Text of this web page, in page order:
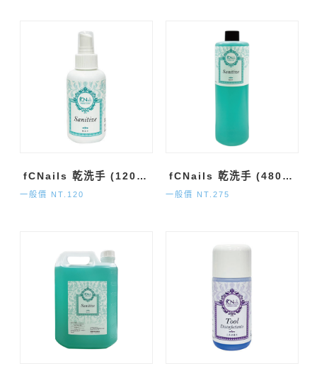
fCNails 乾洗手 (120ml)
一般價 NT.120
fCNails 乾洗手 (480ml)
一般價 NT.275